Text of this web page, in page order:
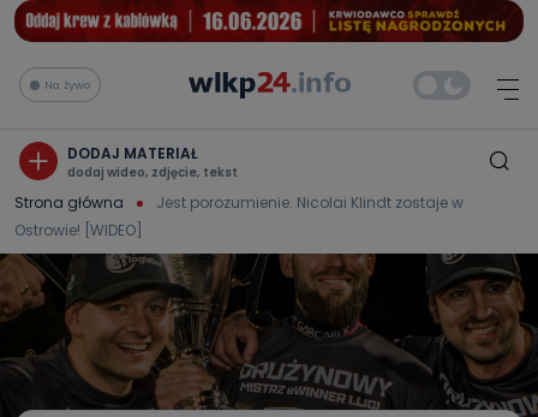
Na żywo
DODAJ MATERIAŁ
dodaj wideo, zdjęcie, tekst
Strona główna
Jest porozumienie. Nicolai Klindt zostaje w
Ostrowie! [WIDEO]